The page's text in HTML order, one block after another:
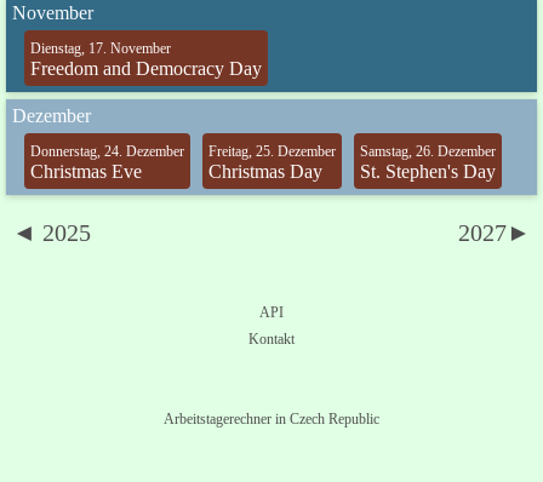
November
Dienstag, 17. November
Freedom and Democracy Day
Dezember
Donnerstag, 24. Dezember
Christmas Eve
Freitag, 25. Dezember
Christmas Day
Samstag, 26. Dezember
St. Stephen's Day
◄ 2025 2027►
API
Kontakt
Arbeitstagerechner in Czech Republic